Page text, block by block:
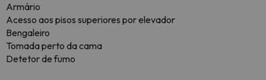
Armário
Acesso aos pisos superiores por elevador
Bengaleiro
Tomada perto da cama
Detetor de fumo